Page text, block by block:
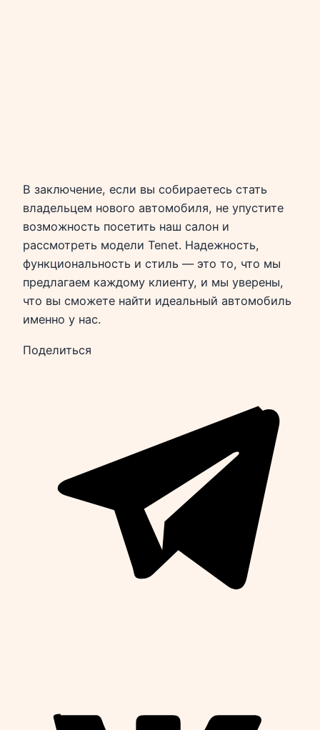
В заключение, если вы собираетесь стать
владельцем нового автомобиля, не упустите
возможность посетить наш салон и
рассмотреть модели Tenet. Надежность,
функциональность и стиль — это то, что мы
предлагаем каждому клиенту, и мы уверены,
что вы сможете найти идеальный автомобиль
именно у нас.
Поделиться